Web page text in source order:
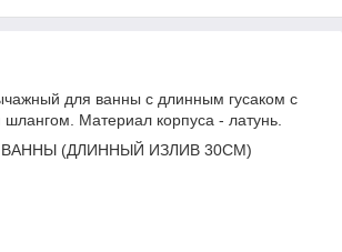
для ванны с длинным гусаком с
Материал корпуса - латунь.
(ДЛИННЫЙ ИЗЛИВ 30СМ)